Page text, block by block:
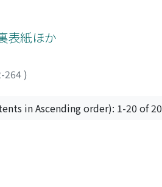
表紙ほか
264)
in Ascending order): 1-20 of 20